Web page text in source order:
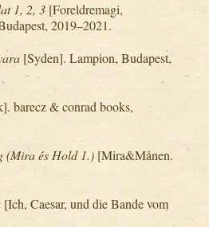
1, 2, 3 [Foreldremagi,
2019–2021.
[Syden]. Lampion, Budapest,
barecz & conrad books,
(Mira és Hold 1.) [Mira&Månen.
[Ich, Caesar, und die Bande vom